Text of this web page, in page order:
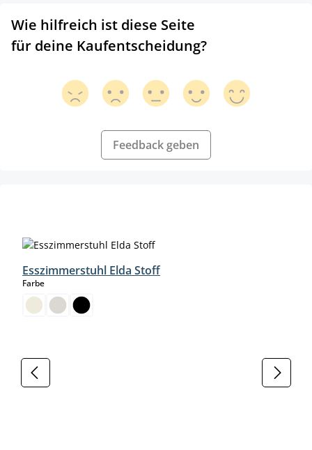
Wie hilfreich ist diese Seite
für deine Kaufentscheidung?
Feedback geben
Esszimmerstuhl Elda Stoff
Farbeauswählen